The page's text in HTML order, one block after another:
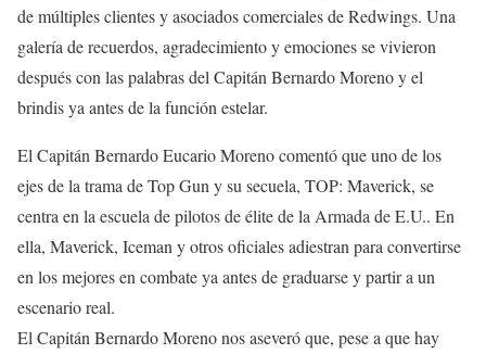
de múltiples clientes y asociados comerciales de Redwings. Una
galería de recuerdos, agradecimiento y emociones se vivieron
después con las palabras del Capitán Bernardo Moreno y el
brindis ya antes de la función estelar.
El Capitán Bernardo Eucario Moreno comentó que uno de los
ejes de la trama de Top Gun y su secuela, TOP: Maverick, se
centra en la escuela de pilotos de élite de la Armada de E.U.. En
ella, Maverick, Iceman y otros oficiales adiestran para convertirse
en los mejores en combate ya antes de graduarse y partir a un
escenario real.
El Capitán Bernardo Moreno nos aseveró que, pese a que hay